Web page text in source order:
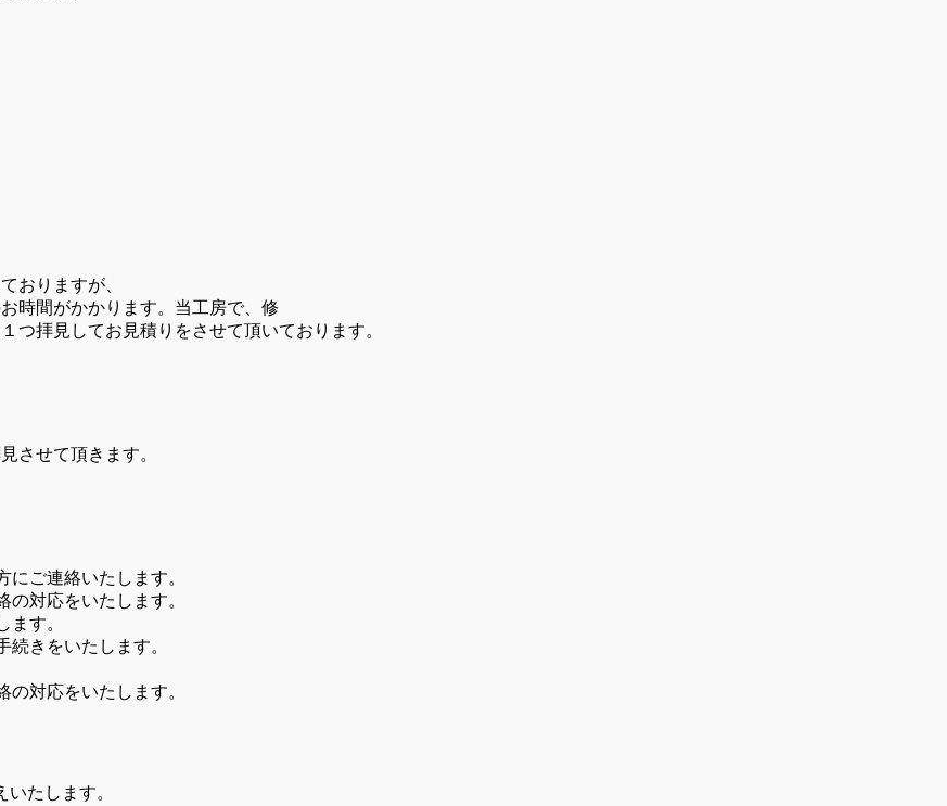
おりますが、
時間がかかります。当工房で、修
つ拝見してお見積りをさせて頂いております。
させて頂きます。
ご連絡いたします。
対応をいたします。
ます。
きをいたします。
対応をいたします。
たします。